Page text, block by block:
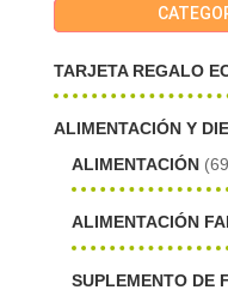
TARJETA REGALO
ALIMENTACIÓN Y
ALIMENTACIÓN
ALIMENTACIÓN
SUPLEMENTO DE